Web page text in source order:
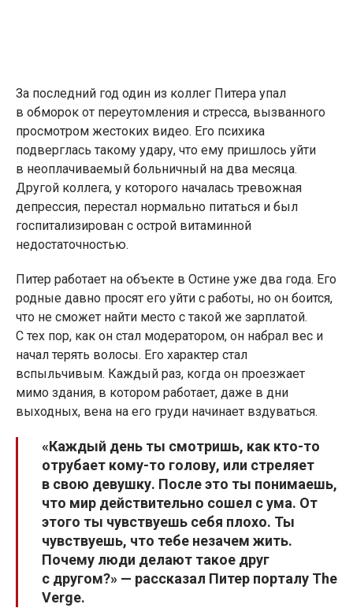
За последний год один из коллег Питера упал
в обморок от переутомления и стресса, вызванного
просмотром жестоких видео. Его психика
подверглась такому удару, что ему пришлось уйти
в неоплачиваемый больничный на два месяца.
Другой коллега, у которого началась тревожная
депрессия, перестал нормально питаться и был
госпитализирован с острой витаминной
недостаточностью.
Питер работает на объекте в Остине уже два года. Его
родные давно просят его уйти с работы, но он боится,
что не сможет найти место с такой же зарплатой.
С тех пор, как он стал модератором, он набрал вес и
начал терять волосы. Его характер стал
вспыльчивым. Каждый раз, когда он проезжает
мимо здания, в котором работает, даже в дни
выходных, вена на его груди начинает вздуваться.
«Каждый день ты смотришь, как кто-то
отрубает кому-то голову, или стреляет
в свою девушку. После это ты понимаешь,
что мир действительно сошел с ума. От
этого ты чувствуешь себя плохо. Ты
чувствуешь, что тебе незачем жить.
Почему люди делают такое друг
с другом?» — рассказал Питер порталу The
Verge.